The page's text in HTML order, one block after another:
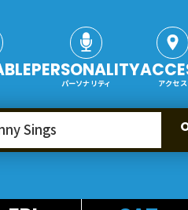
Sings
PERSONALITY
パーソナリティ アクセス